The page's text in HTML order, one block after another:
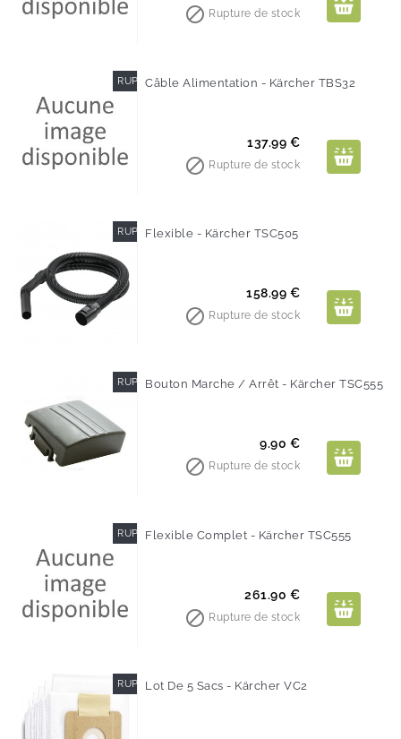
 Rupture de stock
RUPTURE DE STOCK
Câble Alimentation - Kärcher TBS32
Prix
137.99 €
 Rupture de stock
RUPTURE DE STOCK
Flexible - Kärcher TSC505
Prix
158.99 €
 Rupture de stock
RUPTURE DE STOCK
Bouton Marche / Arrêt - Kärcher TSC555
Prix
9.90 €
 Rupture de stock
RUPTURE DE STOCK
Flexible Complet - Kärcher TSC555
Prix
261.90 €
 Rupture de stock
RUPTURE DE STOCK
Lot De 5 Sacs - Kärcher VC2